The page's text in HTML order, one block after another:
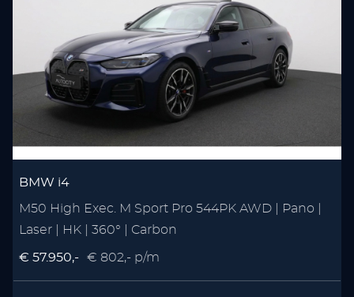
BMW i4
M50 High Exec. M Sport Pro 544PK AWD | Pano |
Laser | HK | 360° | Carbon
€ 57.950,- € 802,- p/m